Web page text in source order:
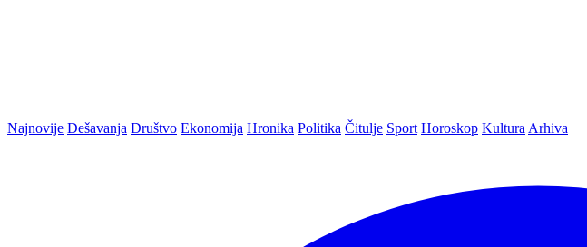
Najnovije Dešavanja Društvo Ekonomija Hronika Politika Čitulje Sport Horoskop Kultura Arhiva